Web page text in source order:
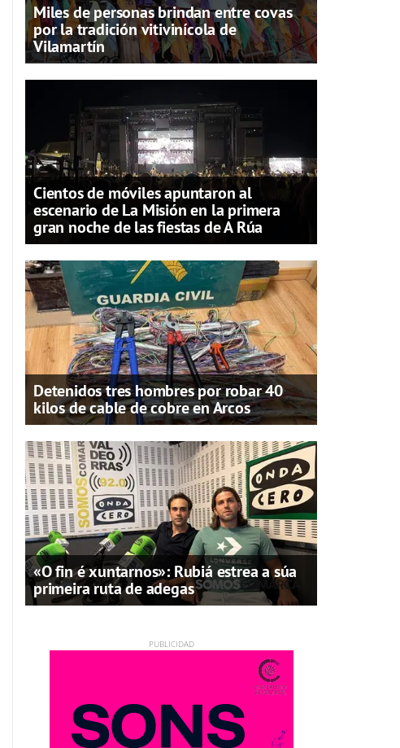
Miles de personas brindan entre covas
por la tradición vitivinícola de
Vilamartín
Cientos de móviles apuntaron al
escenario de La Misión en la primera
gran noche de las fiestas de A Rúa
Detenidos tres hombres por robar 40
kilos de cable de cobre en Arcos
«O fin é xuntarnos»: Rubiá estrea a súa
primeira ruta de adegas